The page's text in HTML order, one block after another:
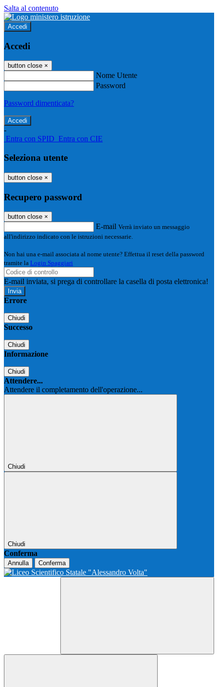
Salta al contenuto
Accedi
Accedi
button close ×
Nome Utente
Password
Password dimenticata?
-
Entra con SPID Entra con CIE
Seleziona utente
button close ×
Recupero password
button close ×
E-mail Verrà inviato un messaggio
all'indirizzo indicato con le istruzioni necessarie.
Non hai una e-mail associata al nome utente? Effettua il reset della password
tramite la Login Spaggiari
E-mail inviata, si prega di controllare la casella di posta elettronica!
Errore
Chiudi
Successo
Chiudi
Informazione
Chiudi
Attendere...
Attendere il completamento dell'operazione...
Chiudi
Chiudi
Conferma
Annulla Conferma